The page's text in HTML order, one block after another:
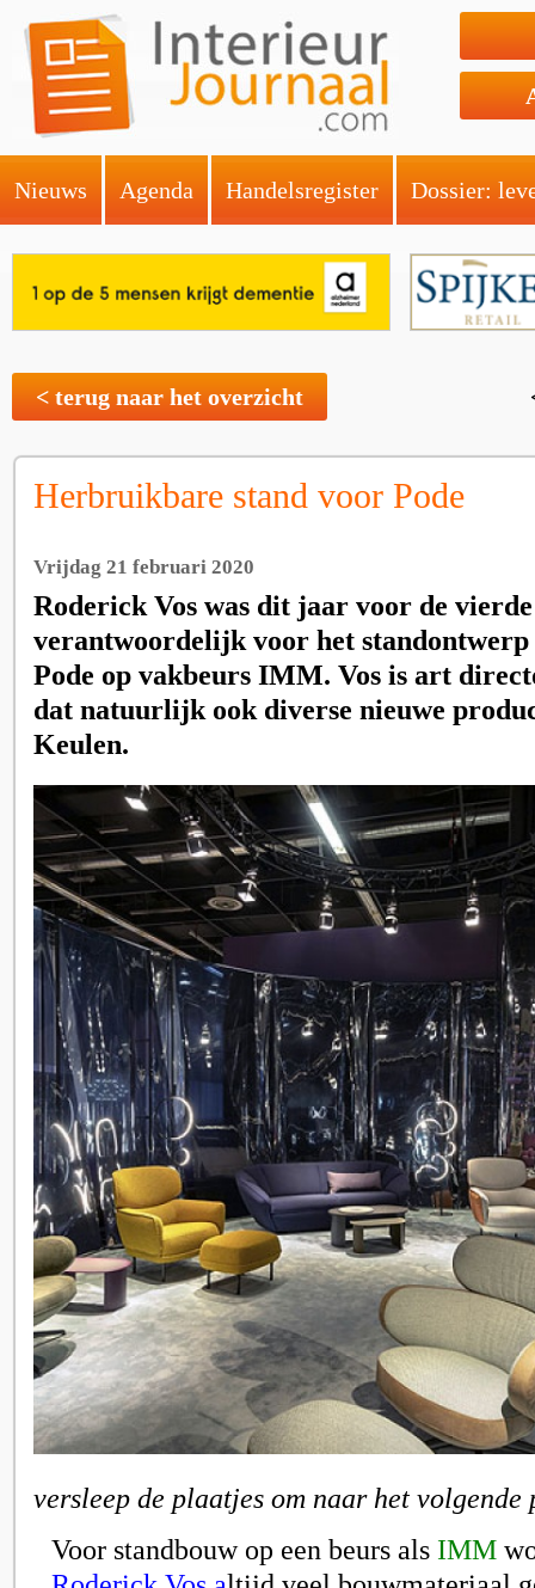
Nieuws Agenda Handelsregister Dossier:
< terug naar het overzicht
Herbruikbare stand voor Pode
Vrijdag 21 februari 2020
Roderick Vos was dit jaar voor de
verantwoordelijk voor het
Pode op vakbeurs IMM. Vos is art
dat natuurlijk ook diverse nieuwe
Keulen.
versleep de plaatjes om naar het
Voor standbouw op een beurs als IMM